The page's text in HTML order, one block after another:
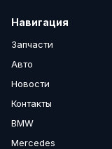
Навигация
Запчасти
Авто
Новости
Контакты
BMW
Mercedes